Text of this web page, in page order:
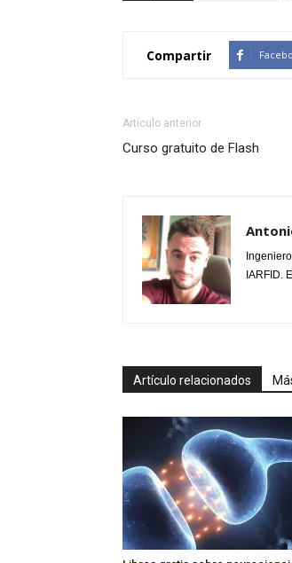
Compartir
Artículo anterior
Curso gratuito de Flash
IARFID.
Artículo relacionados